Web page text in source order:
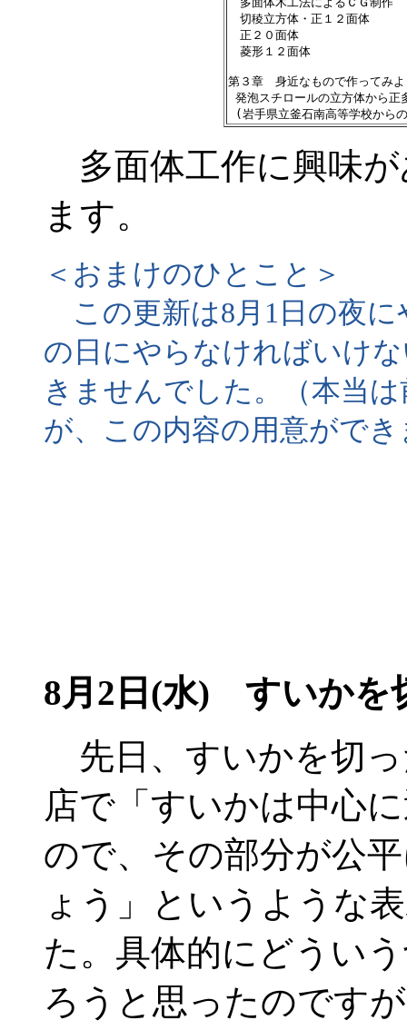
切稜立方体・正１２面体
正２０面体
菱形１２面体
第３章　身近なもので作ってみ
発泡スチロールの立方体から
多面体工作に興味
ます。
＜おまけのひとこと＞
この更新は8月1日の夜に
の日にやらなければいけ
きませんでした。（本当
が、この内容の用意がで
8月2日(水) すいかを
先日、すいかを切
店で「すいかは中心
ので、その部分が公
ょう」というような
た。具体的にどうい
ろうと思ったのです